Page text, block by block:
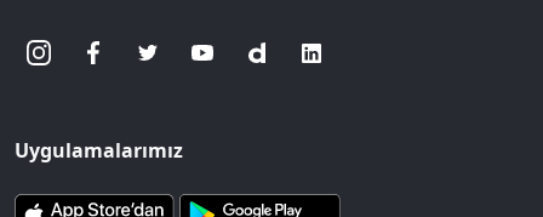
Uygulamalarımız